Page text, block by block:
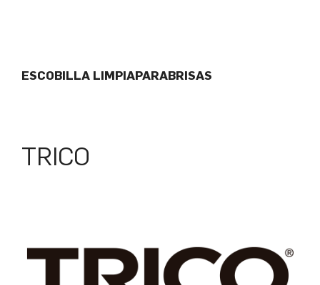
ESCOBILLA LIMPIAPARABRISAS
TRICO